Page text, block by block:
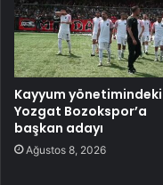
Kayyum yönetimindeki
Yozgat Bozokspor’a
başkan adayı
Ağustos 8, 2026